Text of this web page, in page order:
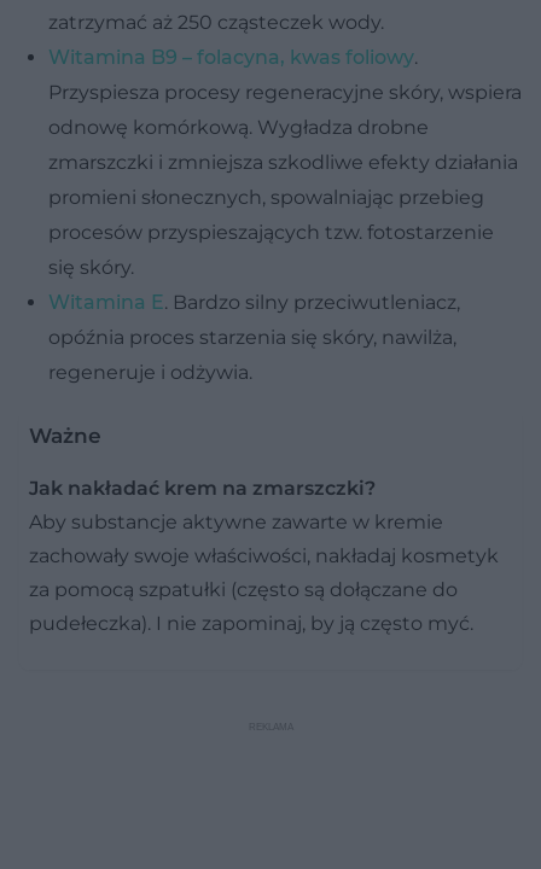
zatrzymać aż 250 cząsteczek wody.
Witamina B9 – folacyna, kwas foliowy.
Przyspiesza procesy regeneracyjne skóry, wspiera
odnowę komórkową. Wygładza drobne
zmarszczki i zmniejsza szkodliwe efekty działania
promieni słonecznych, spowalniając przebieg
procesów przyspieszających tzw. fotostarzenie
się skóry.
Witamina E. Bardzo silny przeciwutleniacz,
opóźnia proces starzenia się skóry, nawilża,
regeneruje i odżywia.
Ważne
Jak nakładać krem na zmarszczki?
Aby substancje aktywne zawarte w kremie
zachowały swoje właściwości, nakładaj kosmetyk
za pomocą szpatułki (często są dołączane do
pudełeczka). I nie zapominaj, by ją często myć.